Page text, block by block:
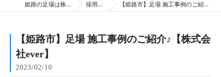
姫路の足場は株式会社ever 採用ブログ 【姫路市】足場 施工事例のご紹介♪【株式会社ever】
【姫路市】足場 施工事例のご紹介♪【株式会
社ever】
2023/02/10